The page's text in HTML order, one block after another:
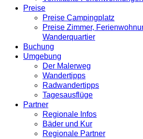
Preise
Preise Campingplatz
Preise Zimmer,
Wanderquartier
Buchung
Umgebung
Der Malerweg
Wandertipps
Radwandertipps
Tagesausflüge
Partner
Regionale Infos
Bäder und Kur
Regionale Partner